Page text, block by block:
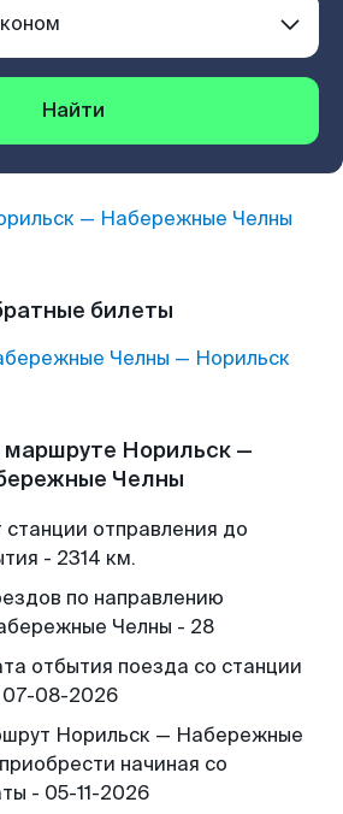
Найти
— Набережные Челны
билеты
Челны — Норильск
Норильск —
Челны
станции отправления до
- 2314 км.
по направлению
Челны - 28
отбытия поезда со станции
07-08-2026
Норильск — Набережные
начиная со
- 05-11-2026